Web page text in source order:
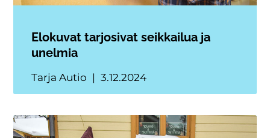
Elokuvat tarjosivat seikkailua ja
unelmia
Tarja Autio 3.12.2024